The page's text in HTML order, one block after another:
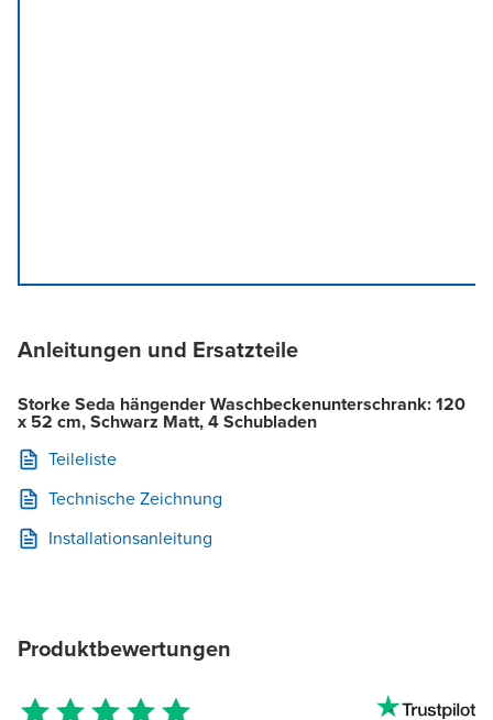
Anleitungen und Ersatzteile
Storke Seda hängender Waschbeckenunterschrank: 120
x 52 cm, Schwarz Matt, 4 Schubladen
Teileliste
Technische Zeichnung
Installationsanleitung
Produktbewertungen